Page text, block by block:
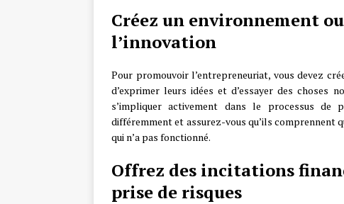
Créez un environnement
l’innovation
Pour promouvoir l’entrepreneuriat, vous devez
d’exprimer leurs idées et d’essayer des choses
s’impliquer activement dans le processus
différemment et assurez-vous qu’ils comprennent
qui n’a pas fonctionné.
Offrez des incitations
prise de risques